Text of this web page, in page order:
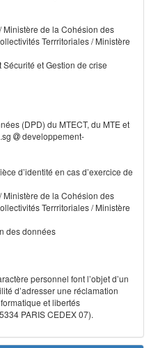
Ministère de la Cohésion des
Terrritoriales / Ministère
et Gestion de crise
(DPD) du MTECT, du MTE et
developpement-
d’identité en cas d’exercice de
Ministère de la Cohésion des
Terrritoriales / Ministère
des données
personnel font l’objet d’un
d’adresser une réclamation
et libertés
PARIS CEDEX 07).